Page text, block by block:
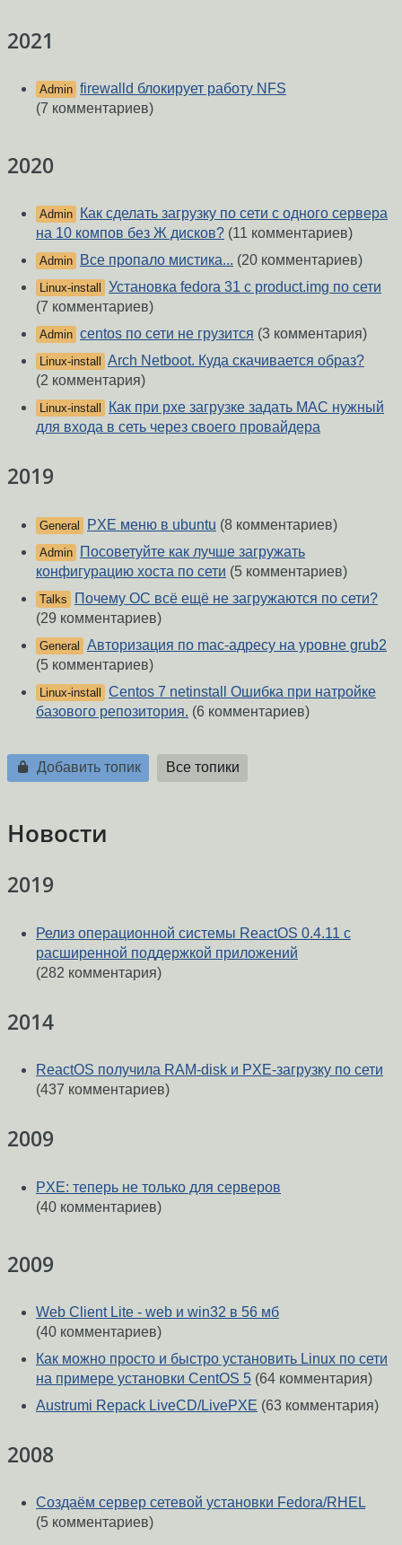
2021
Admin firewalld блокирует работу NFS
(7 комментариев)
2020
Admin
Как сделать загрузку по сети с одного сервера
на 10 компов без Ж дисков? (11 комментариев)
Admin Все пропало мистика... (20 комментариев)
Linux-install
Установка fedora 31 с product.img по сети
(7 комментариев)
Admin centos по сети не грузится (3 комментария)
Linux-install
Arch Netboot. Куда скачивается образ?
(2 комментария)
Linux-install
Как при pxe загрузке задать МАС нужный
для входа в сеть через своего провайдера
2019
General PXE меню в ubuntu (8 комментариев)
Admin
Посоветуйте как лучше загружать
конфигурацию хоста по сети (5 комментариев)
Talks
Почему ОС всё ещё не загружаются по сети?
(29 комментариев)
General Авторизация по mac-адресу на уровне grub2
(5 комментариев)
Linux-install Centos 7 netinstall Ошибка при натройке
базового репозитория. (6 комментариев)
Добавить топик Все топики
Новости
2019
Релиз операционной системы ReactOS 0.4.11 c
расширенной поддержкой приложений
(282 комментария)
2014
ReactOS получила RAM-disk и PXE-загрузку по сети
(437 комментариев)
2009
PXE: теперь не только для серверов
(40 комментариев)
2009
Web Client Lite - web и win32 в 56 мб
(40 комментариев)
Как можно просто и быстро установить Linux по сети
на примере установки CentOS 5 (64 комментария)
Austrumi Repack LiveCD/LivePXE (63 комментария)
2008
Создаём сервер сетевой установки Fedora/RHEL
(5 комментариев)